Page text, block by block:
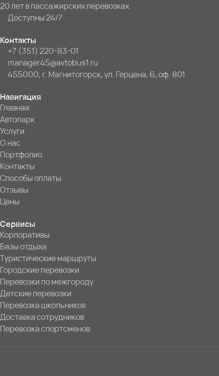
20 лет в пассажирских перевозках
Доступны 24/7
Контакты
+7 (351) 220-83-01
manager45@avtobus1.ru
455000, г. Магнитогорск, ул. Герцена, 6, оф. 801
Навигация
Главная
Автопарк
Услуги
О нас
Портфолио
Контакты
Способы оплаты
Отзывы
Цены
Сервисы
Корпоративы
Базы отдыха
Туристические маршруты
Городские перевозки
Перевозки по межгороду
Детские перевозки
Перевозка школьников
Доставка сотрудников
Перевозка спортсменов